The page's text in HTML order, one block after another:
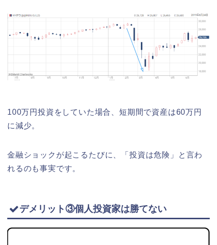
100万円投資をしていた場合、短期間で資産は60万円
に減少。
金融ショックが起こるたびに、「投資は危険」と言わ
れるのも事実です。
デメリット③個人投資家は勝てない